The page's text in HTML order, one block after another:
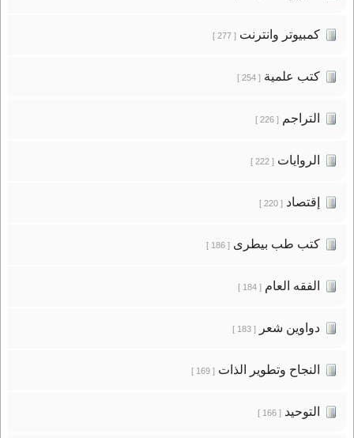
كمبيوتر وانترنت[ 277 ]
كتب علمية[ 254 ]
التراجم[ 226 ]
الروايات[ 222 ]
إقتصاد[ 220 ]
كتب طب بيطرى[ 186 ]
الفقه العام[ 184 ]
دواوين شعر[ 183 ]
النجاح وتطوير الذات[ 169 ]
التوحيد[ 166 ]